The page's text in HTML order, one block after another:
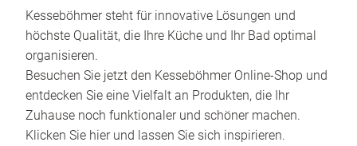
Kesseböhmer steht für innovative Lösungen und
höchste Qualität, die Ihre Küche und Ihr Bad optimal
organisieren.
Besuchen Sie jetzt den Kesseböhmer Online-Shop und
entdecken Sie eine Vielfalt an Produkten, die Ihr
Zuhause noch funktionaler und schöner machen.
Klicken Sie hier und lassen Sie sich inspirieren.